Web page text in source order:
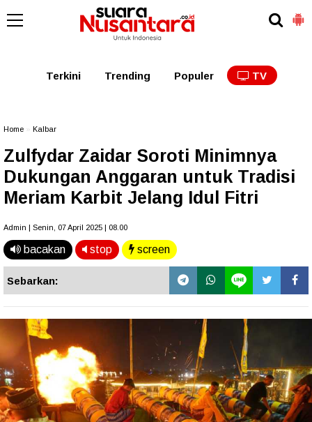
Kalbar Kalteng
Terkini Trending Populer TV
Home Kalbar
Zulfydar Zaidar Soroti Minimnya
Dukungan Anggaran untuk Tradisi
Meriam Karbit Jelang Idul Fitri
Admin | Senin, 07 April 2025 | 08.00
bacakan stop screen
Sebarkan: